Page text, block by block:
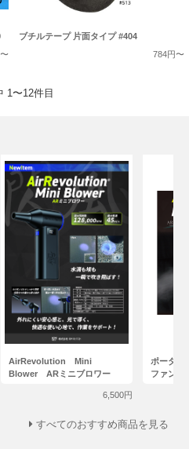
ブチルテープ 片面タイプ #404
784円〜
1〜12件目
AirRevolution Mini
Blower ARミニブロワー
6,500円
ポータブ
ファン
すべてのおすすめ商品を見る